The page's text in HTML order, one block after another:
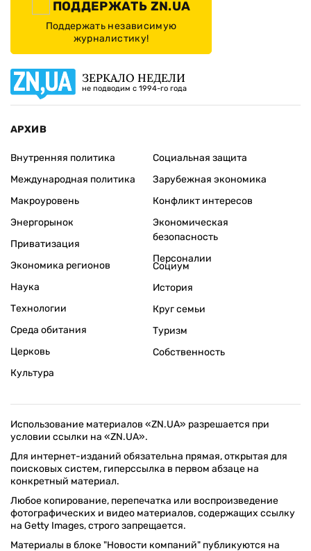
ПОДДЕРЖАТЬ ZN.UA
Поддержать независимую
журналистику!
ЗЕРКАЛО НЕДЕЛИ
не подводим с 1994-го года
АРХИВ
Внутренняя политика
Международная политика
Макроуровень
Энергорынок
Приватизация
Экономика регионов
Социальная защита
Зарубежная экономика
Конфликт интересов
Экономическая
безопасность
Персоналии
Наука
Технологии
Среда обитания
Церковь
Культура
Социум
История
Круг семьи
Туризм
Собственность
Использование материалов «ZN.UA» разрешается при
условии ссылки на «ZN.UA».
Для интернет-изданий обязательна прямая, открытая для
поисковых систем, гиперссылка в первом абзаце на
конкретный материал.
Любое копирование, перепечатка или воспроизведение
фотографических и видео материалов, содержащих ссылку
на Getty Images, строго запрещается.
Материалы в блоке "Новости компаний" публикуются на